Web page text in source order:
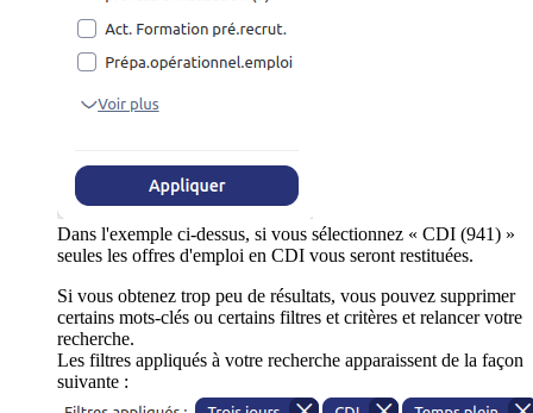
Dans l'exemple ci-dessus, si vous sélectionnez « CDI (941) »
seules les offres d'emploi en CDI vous seront restituées.
Si vous obtenez trop peu de résultats, vous pouvez supprimer
certains mots-clés ou certains filtres et critères et relancer votre
recherche.
Les filtres appliqués à votre recherche apparaissent de la façon
suivante :